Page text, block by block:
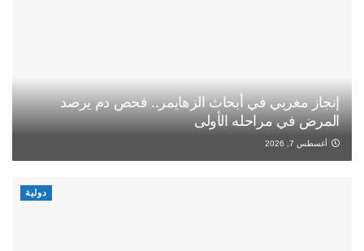
إنجاز مغربي في أبحاث الزهايمر.. فحص دم يرصد
المرض في مراحله الأولى
أغسطس 7, 2026
دولية